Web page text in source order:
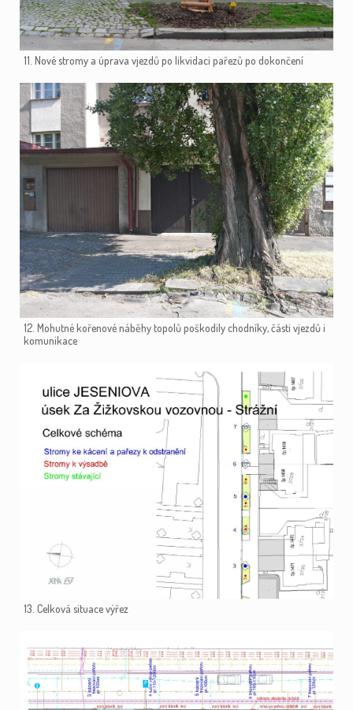
11. Nové stromy a úprava vjezdů po likvidaci pařezů po dokončení
12. Mohutné kořenové náběhy topolů poškodily chodníky, části vjezdů i
komunikace
13. Celková situace výřez